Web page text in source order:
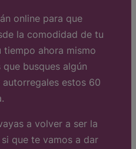
online para que
la comodidad de tu
tiempo ahora mismo
busques algún
estos 60
a volver a ser la
que te vamos a dar